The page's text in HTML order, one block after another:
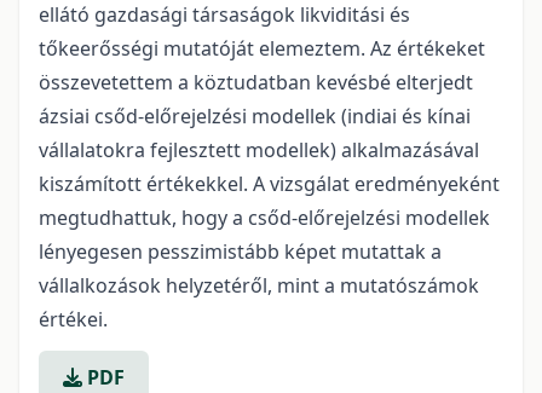
ellátó gazdasági társaságok likviditási és
tőkeerősségi mutatóját elemeztem. Az értékeket
összevetettem a köztudatban kevésbé elterjedt
ázsiai csőd-előrejelzési modellek (indiai és kínai
vállalatokra fejlesztett modellek) alkalmazásával
kiszámított értékekkel. A vizsgálat eredményeként
megtudhattuk, hogy a csőd-előrejelzési modellek
lényegesen pesszimistább képet mutattak a
vállalkozások helyzetéről, mint a mutatószámok
értékei.
PDF